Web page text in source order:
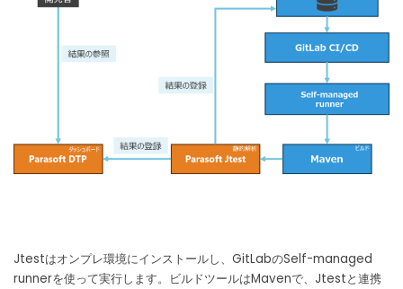
Jtestはオンプレ環境にインストールし、GitLabのSelf-managed
runnerを使って実行します。ビルドツールはMavenで、Jtestと連携